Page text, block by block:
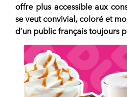
offre plus accessible aux
se veut convivial, coloré et
d’un public français toujours